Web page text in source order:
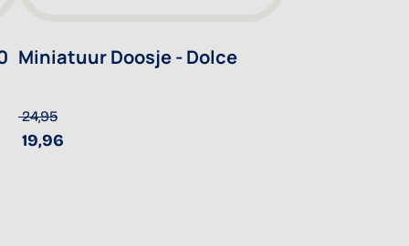
Miniatuur Doosje - Dolce
19,96
24,95